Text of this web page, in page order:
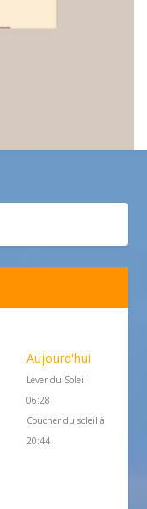
Aujourd'hui
Lever du Soleil
06:28
Coucher du soleil à
20:44